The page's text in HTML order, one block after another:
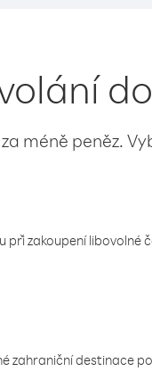
méně peněz.
zakoupení
destinace